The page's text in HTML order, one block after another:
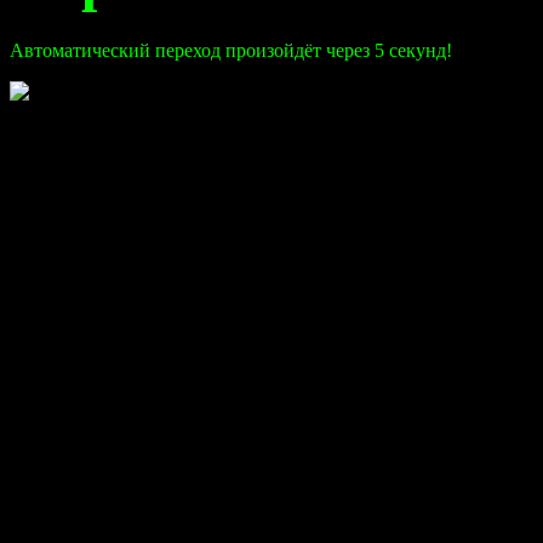
Автоматический переход произойдёт через 5 секунд!